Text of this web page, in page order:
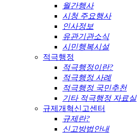
월간행사
시청 주요행사
인사정보
유관기관소식
시민행복시설
적극행정
적극행정이란?
적극행정 사례
적극행정 국민추천
기타 적극행정 자료실
규제개혁신고센터
규제란?
신고방법안내